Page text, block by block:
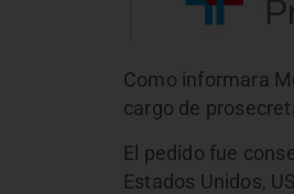
Como informara
cargo de
El pedido fue
Estados Unidos,